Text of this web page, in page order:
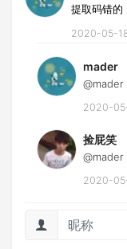
提取码错的
2020-05-
mader
@mader
2020-
捡屁笑
@mader
2020-